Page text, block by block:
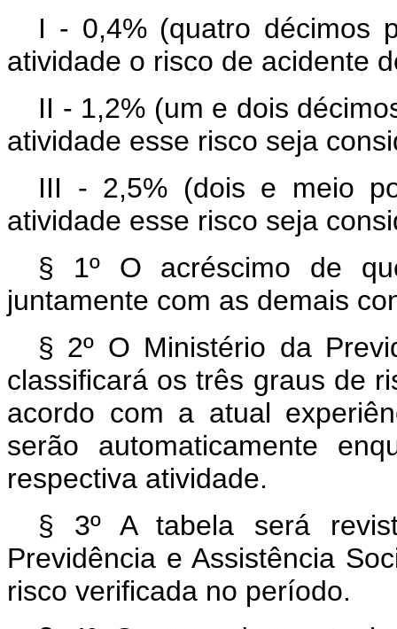
I - 0,4% (quatro décimos
atividade o risco de acidente
II - 1,2% (um e dois
atividade esse risco seja
III - 2,5% (dois e meio
atividade esse risco seja
§ 1º O acréscimo de
juntamente com as demais
§ 2º O Ministério da
classificará os três graus de
acordo com a atual
serão automaticamente
respectiva atividade.
§ 3º A tabela será
Previdência e Assistência
risco verificada no período.